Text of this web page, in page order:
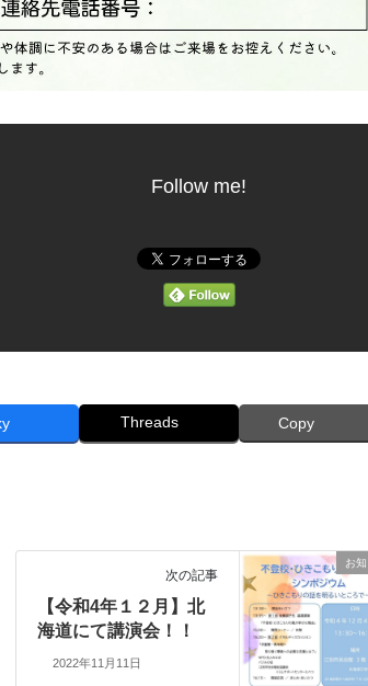
Follow me!
Threads Copy
お
次の記事
【令和4年１２月】北
海道にて講演会！！
2022年11月11日